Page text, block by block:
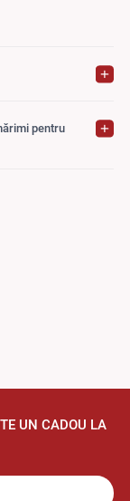
UN CADOU LA